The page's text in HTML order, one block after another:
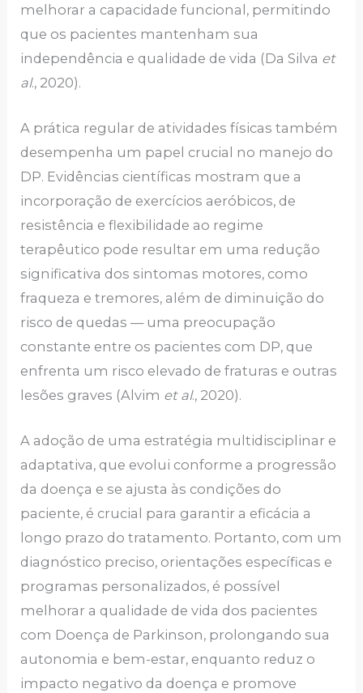
melhorar a capacidade funcional, permitindo
que os pacientes mantenham sua
independência e qualidade de vida (Da Silva et
al., 2020).
A prática regular de atividades físicas também
desempenha um papel crucial no manejo do
DP. Evidências científicas mostram que a
incorporação de exercícios aeróbicos, de
resistência e flexibilidade ao regime
terapêutico pode resultar em uma redução
significativa dos sintomas motores, como
fraqueza e tremores, além de diminuição do
risco de quedas — uma preocupação
constante entre os pacientes com DP, que
enfrenta um risco elevado de fraturas e outras
lesões graves (Alvim et al., 2020).
A adoção de uma estratégia multidisciplinar e
adaptativa, que evolui conforme a progressão
da doença e se ajusta às condições do
paciente, é crucial para garantir a eficácia a
longo prazo do tratamento. Portanto, com um
diagnóstico preciso, orientações específicas e
programas personalizados, é possível
melhorar a qualidade de vida dos pacientes
com Doença de Parkinson, prolongando sua
autonomia e bem-estar, enquanto reduz o
impacto negativo da doença e promove